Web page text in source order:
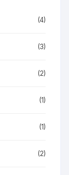
(4)
(3)
(2)
(1)
(1)
(2)